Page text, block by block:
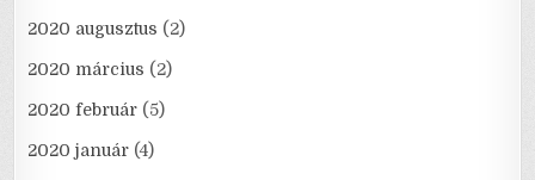
2020 augusztus (2)
2020 március (2)
2020 február (5)
2020 január (4)